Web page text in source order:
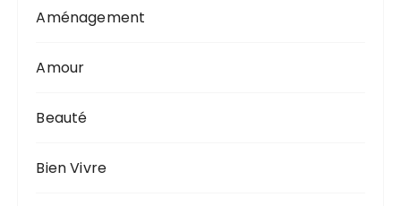
Aménagement
Amour
Beauté
Bien Vivre